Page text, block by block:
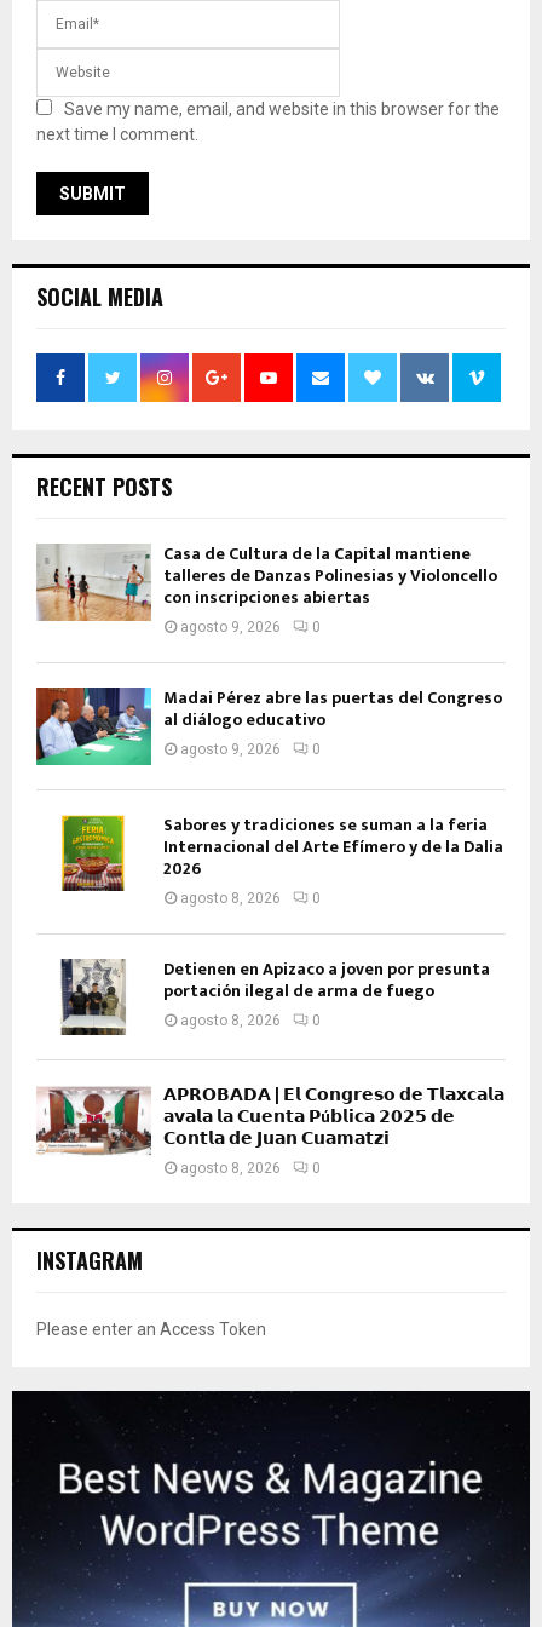
Save my name, email, and website in this browser for the
next time I comment.
SOCIAL MEDIA
RECENT POSTS
Casa de Cultura de la Capital mantiene
talleres de Danzas Polinesias y Violoncello
con inscripciones abiertas
agosto 9, 2026 0
Madai Pérez abre las puertas del Congreso
al diálogo educativo
agosto 9, 2026 0
Sabores y tradiciones se suman a la feria
Internacional del Arte Efímero y de la Dalia
2026
agosto 8, 2026 0
Detienen en Apizaco a joven por presunta
portación ilegal de arma de fuego
agosto 8, 2026 0
𝗔𝗣𝗥𝗢𝗕𝗔𝗗𝗔 | 𝗘𝗹 𝗖𝗼𝗻𝗴𝗿𝗲𝘀𝗼 𝗱𝗲 𝗧𝗹𝗮𝘅𝗰𝗮𝗹𝗮
𝗮𝘃𝗮𝗹𝗮 𝗹𝗮 𝗖𝘂𝗲𝗻𝘁𝗮 𝗣ú𝗯𝗹𝗶𝗰𝗮 𝟮𝟬𝟮𝟱 𝗱𝗲
𝗖𝗼𝗻𝘁𝗹𝗮 𝗱𝗲 𝗝𝘂𝗮𝗻 𝗖𝘂𝗮𝗺𝗮𝘁𝘇𝗶
agosto 8, 2026 0
INSTAGRAM
Please enter an Access Token